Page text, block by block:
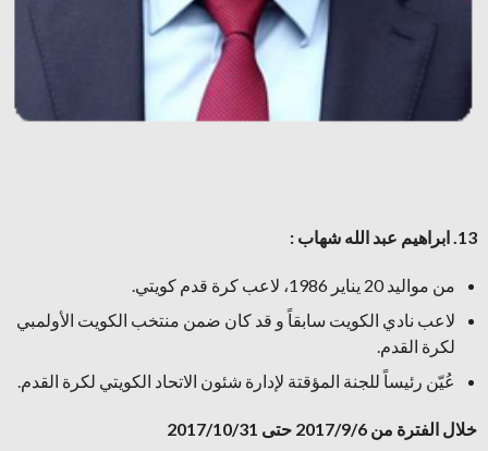
13. ابراهيم عبد الله شهاب :
من مواليد 20 يناير 1986، لاعب كرة قدم كويتي.
لاعب نادي الكويت سابقاً و قد كان ضمن منتخب الكويت الأولمبي
لكرة القدم.
عُيّن رئيساً للجنة المؤقتة لإدارة شئون الاتحاد الكويتي لكرة القدم.
خلال الفترة من 2017/9/6 حتى 2017/10/31